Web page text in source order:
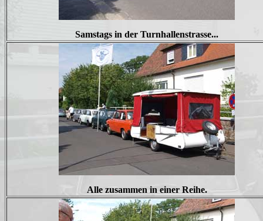
Samstags in der Turnhallenstrasse...
Alle zusammen in einer Reihe.